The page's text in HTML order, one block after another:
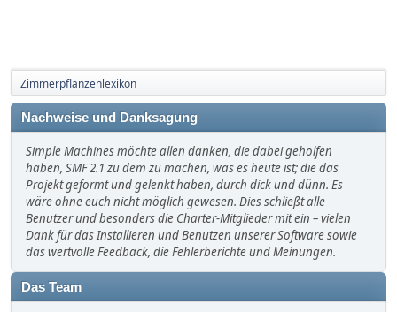
Zimmerpflanzenlexikon
Nachweise und Danksagung
Simple Machines möchte allen danken, die dabei geholfen
haben, SMF 2.1 zu dem zu machen, was es heute ist; die das
Projekt geformt und gelenkt haben, durch dick und dünn. Es
wäre ohne euch nicht möglich gewesen. Dies schließt alle
Benutzer und besonders die Charter-Mitglieder mit ein – vielen
Dank für das Installieren und Benutzen unserer Software sowie
das wertvolle Feedback, die Fehlerberichte und Meinungen.
Das Team